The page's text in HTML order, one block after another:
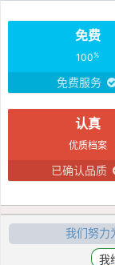
免费
100%
免费服务
认真
优质档案
已确认品质
我们努力